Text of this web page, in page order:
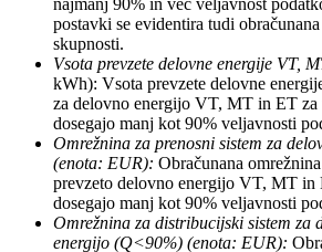
postavki se evidentira tudi
skupnosti.
Vsota prevzete delovne energije VT,
kWh): Vsota prevzete delovne
za delovno energijo VT, MT in ET za
dosegajo manj kot 90% veljavnosti
Omrežnina za prenosni sistem za
(enota: EUR): Obračunana
prevzeto delovno energijo VT, MT in
dosegajo manj kot 90% veljavnosti
Omrežnina za distribucijski sistem za
energijo (Q<90%) (enota: EUR):